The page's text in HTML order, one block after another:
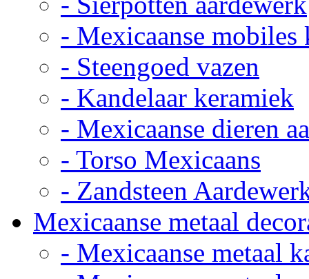
- Mexicaanse mobiles
- Steengoed vazen
- Kandelaar keramiek
- Mexicaanse dieren
- Torso Mexicaans
- Zandsteen
Mexicaanse metaal
- Mexicaanse metaal